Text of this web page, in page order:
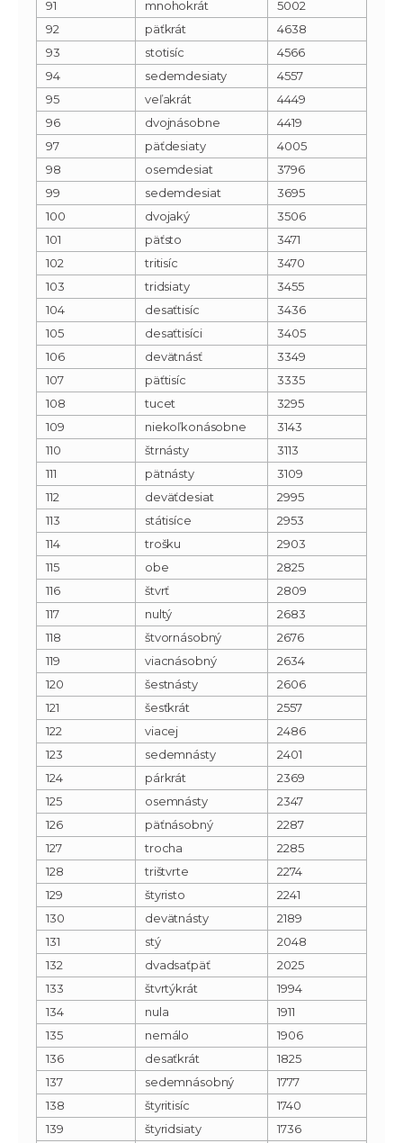
91 mnohokrát
5002
92
päťkrát
4638
93
stotisíc
4566
94
sedemdesiaty
4557
95
veľakrát
4449
96
dvojnásobne
4419
97
päťdesiaty
4005
98
osemdesiat
3796
99
sedemdesiat
3695
100
dvojaký
3506
101
päťsto
3471
102
tritisíc
3470
103
tridsiaty
3455
104
desaťtisíc
3436
105
desaťtisíci
3405
106
devätnásť
3349
107
päťtisíc
3335
108
tucet
3295
109
niekoľkonásobne
3143
110
štrnásty
3113
111
pätnásty
3109
112
deväťdesiat
2995
113
státisíce
2953
114
trošku
2903
115
obe
2825
116
štvrť
2809
117
nultý
2683
118
štvornásobný
2676
119
viacnásobný
2634
120
šestnásty
2606
121
šesťkrát
2557
122
viacej
2486
123
sedemnásty
2401
124
párkrát
2369
125
osemnásty
2347
126
päťnásobný
2287
127
trocha
2285
128
trištvrte
2274
129
štyristo
2241
130
devätnásty
2189
131
stý
2048
132
dvadsaťpäť
2025
133
štvrtýkrát
1994
134
nula
1911
135
nemálo
1906
136
desaťkrát
1825
137
sedemnásobný
1777
138
štyritisíc
1740
139
štyridsiaty
1736